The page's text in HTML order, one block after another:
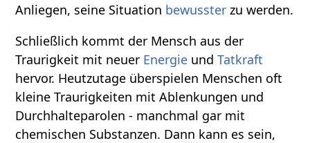
Anliegen, seine Situation bewusster zu werden.
Schließlich kommt der Mensch aus der
Traurigkeit mit neuer Energie undTatkraft
hervor. Heutzutage überspielen Menschen oft
kleine Traurigkeiten mit Ablenkungen und
Durchhalteparolen - manchmal gar mit
chemischen Substanzen. Dann kann es sein,